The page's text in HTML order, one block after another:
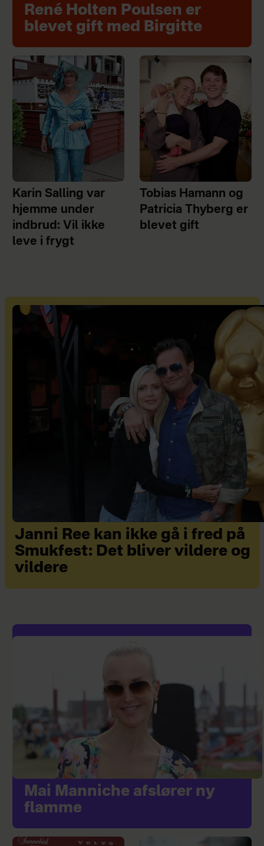
René Holten Poulsen er
blevet gift med Birgitte
Karin Salling var
hjemme under
indbrud: Vil ikke
leve i frygt
Tobias Hamann og
Patricia Thyberg er
blevet gift
Janni Ree kan ikke gå i fred på
Smukfest: Det bliver vildere og
vildere
Mai Manniche afslører ny
flamme